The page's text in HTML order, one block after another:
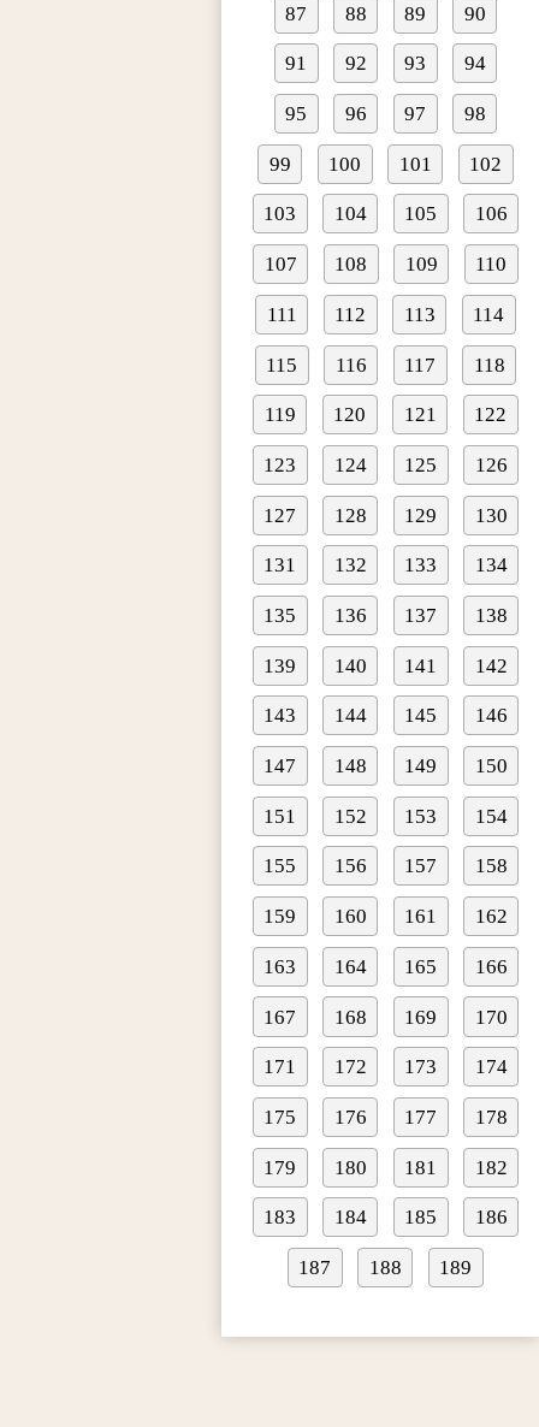
87 88 89 90
91 92 93 94
95 96 97 98
99 100 101 102
103 104 105 106
107 108 109 110
111 112 113 114
115 116 117 118
119 120 121 122
123 124 125 126
127 128 129 130
131 132 133 134
135 136 137 138
139 140 141 142
143 144 145 146
147 148 149 150
151 152 153 154
155 156 157 158
159 160 161 162
163 164 165 166
167 168 169 170
171 172 173 174
175 176 177 178
179 180 181 182
183 184 185 186
187 188 189